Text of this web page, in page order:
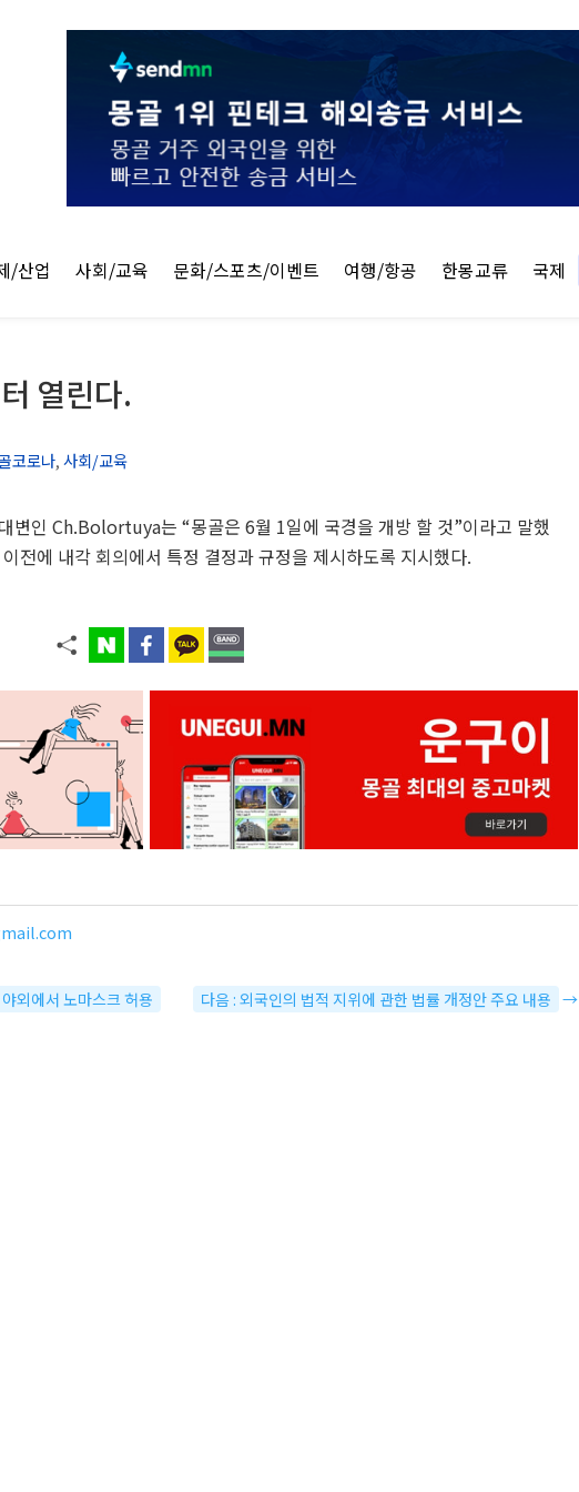
/산업 사회/교육 문화/스포츠/이벤트 여행/항공 한몽교류 국제
열린다.
코로나,사회/교육
변인 Ch.Bolortuya는 “몽골은 6월 1일에 국경을 개방 할 것”이라고 말했
전에 내각 회의에서 특정 결정과 규정을 제시하도록 지시했다.
외에서 노마스크 허용 다음 : 외국인의 법적 지위에 관한 법률 개정안 주요 내용 →